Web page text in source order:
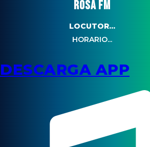
ROSA FM
LOCUTOR...
HORARIO...
DESCARGA APP